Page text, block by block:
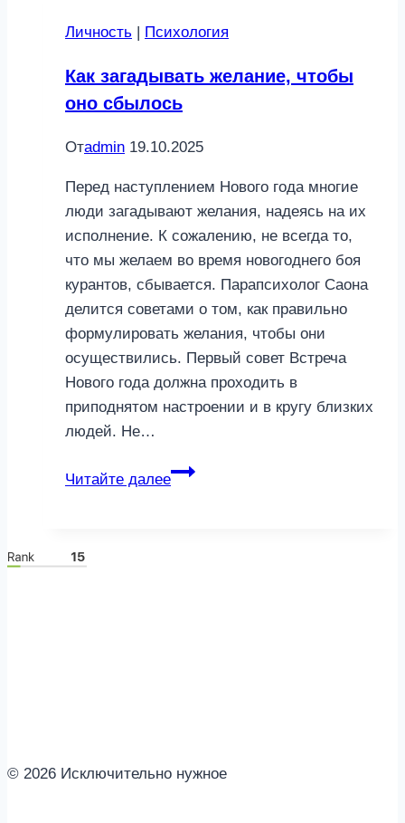
стать
после
секса
Личность Психология
Как загадывать желание, чтобы
оно сбылось
Отadmin 19.10.2025
Перед наступлением Нового года многие
люди загадывают желания, надеясь на их
исполнение. К сожалению, не всегда то,
что мы желаем во время новогоднего боя
курантов, сбывается. Парапсихолог Саона
делится советами о том, как правильно
формулировать желания, чтобы они
осуществились. Первый совет Встреча
Нового года должна проходить в
приподнятом настроении и в кругу близких
людей. Не…
Читайте далее
Как
© 2026 Исключительно нужное